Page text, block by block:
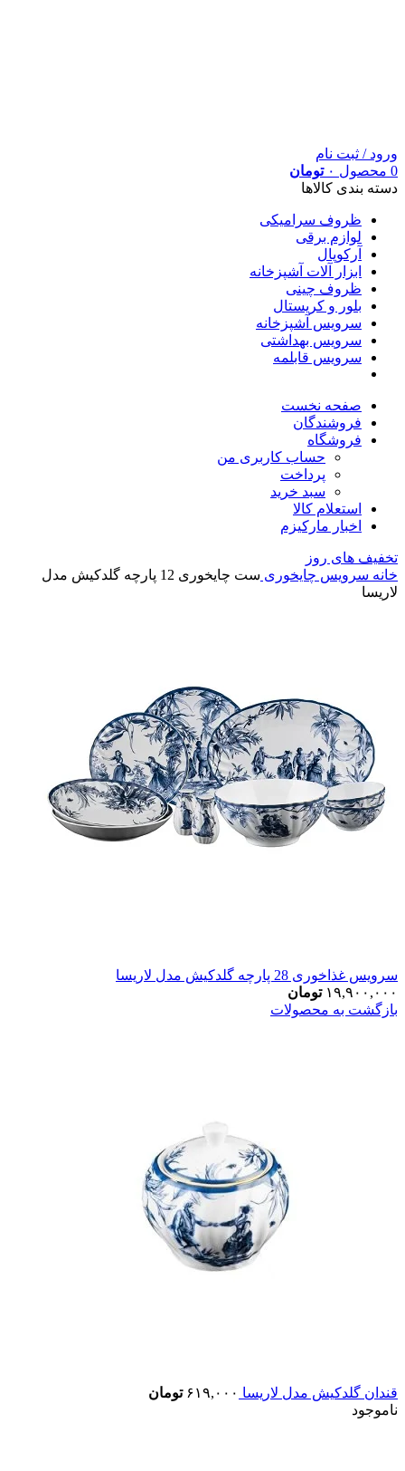
ورود / ثبت نام
0 محصول ۰ تومان
دسته بندی کالاها
ظروف سرامیکی
لوازم برقی
آرکوپال
ابزار آلات آشپزخانه
ظروف چینی
بلور و کریستال
سرویس آشپزخانه
سرویس بهداشتی
سرویس قابلمه
صفحه نخست
فروشندگان
فروشگاه
حساب کاربری من
پرداخت
سبد خرید
استعلام کالا
اخبار مارکیزم
تخفیف های روز
خانه سرویس چایخوری
ست چایخوری 12 پارچه گلدکیش مدل
لاریسا
سرویس غذاخوری 28 پارچه گلدکیش مدل لاریسا
۱۹,۹۰۰,۰۰۰ تومان
بازگشت به محصولات
قندان گلدکیش مدل لاریسا ۶۱۹,۰۰۰ تومان
ناموجود